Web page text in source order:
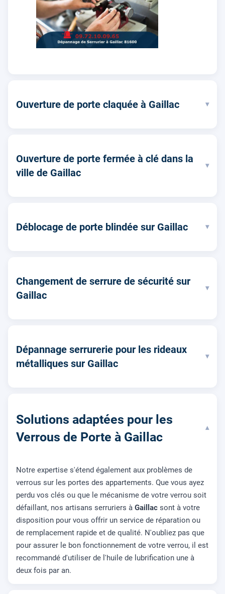
Ouverture de porte claquée à Gaillac ▾
Ouverture de porte fermée à clé dans la
ville de Gaillac
▾
Déblocage de porte blindée sur Gaillac ▾
Changement de serrure de sécurité sur
Gaillac
▾
Dépannage serrurerie pour les rideaux
métalliques sur Gaillac
▾
Solutions adaptées pour les
Verrous de Porte à Gaillac
▾
Notre expertise s'étend également aux problèmes de
verrous sur les portes des appartements. Que vous ayez
perdu vos clés ou que le mécanisme de votre verrou soit
défaillant, nos artisans serruriers à Gaillac sont à votre
disposition pour vous offrir un service de réparation ou
de remplacement rapide et de qualité. N'oubliez pas que
pour assurer le bon fonctionnement de votre verrou, il est
recommandé d'utiliser de l'huile de lubrification une à
deux fois par an.